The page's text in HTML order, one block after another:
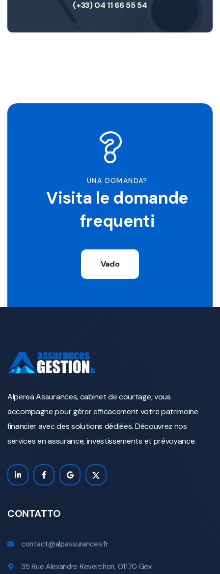
(+33) 04 11 66 55 54
UNA DOMANDA?
Visita le domande
frequenti
Vado
Alperea Assurances, cabinet de courtage, vous
accompagne pour gérer efficacement votre patrimoine
financier avec des solutions dédiées. Découvrez nos
services en assurance, investissements et prévoyance.
CONTATTO
contact@alpassurances.fr
35 Rue Alexandre Reverchon, 01170 Gex